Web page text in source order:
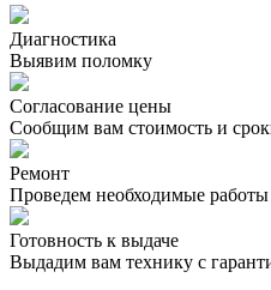
Диагностика
Выявим поломку
Согласование цены
Сообщим вам стоимость и
Ремонт
Проведем необходимые работы
Готовность к выдаче
Выдадим вам технику с